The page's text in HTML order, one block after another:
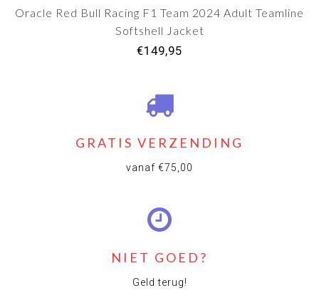
Oracle Red Bull Racing F1 Team 2024 Adult Teamline
Softshell Jacket
€149,95
GRATIS VERZENDING
vanaf €75,00
NIET GOED?
Geld terug!